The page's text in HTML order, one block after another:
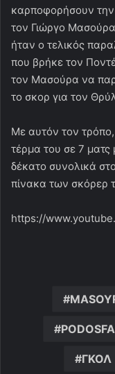
καρποφορήσουν την
τον Γιώργο
ήταν ο τελικός
που βρήκε τον
τον Μασούρα να
το σκορ για τον
Με αυτόν τον
τέρμα του σε 7
δέκατο συνολικά
πίνακα των σκόρερ
https://
ΓΚΟΛ